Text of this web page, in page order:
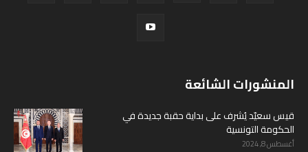
المنشورات الشائعة
قيس سعيّد يُشرف على بداية حقبة جديدة في
الحكومة التونسية
أغسطس 8, 2024